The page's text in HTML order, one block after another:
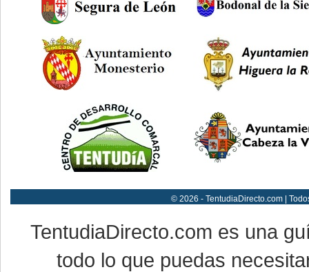
© 2026 - TentudiaDirecto.com |
TentudiaDirecto.com es una
todo lo que puedas